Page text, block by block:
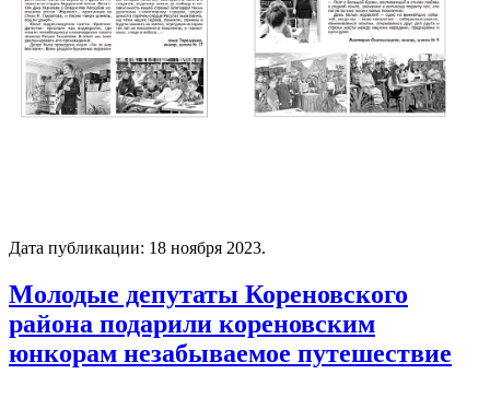
Дата публикации: 18 ноября 2023.
Молодые депутаты Кореновского
района подарили кореновским
юнкорам незабываемое путешествие